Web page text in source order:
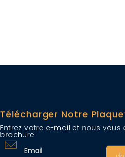
Télécharger Notre
Entrez votre e-mail et nous vous
brochure